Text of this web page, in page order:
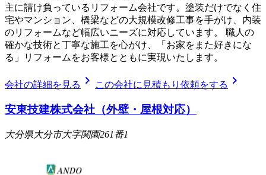
主に請け負っているリフォーム会社です。​ 塗装だけでなく住
宅やマンション、橋梁などの大規模改修工事を手がけ、内装
のリフォームなど幅広いニーズに対応しています。 職人の
確かな技術と丁寧な施工を心がけ、「お家をまた好きにな
る」リフォームをお客様とともに実現いたします。
会社の詳細を見る chevron_right この会社に見積もり依頼をする chevron_right
安東技建株式会社（外壁・屋根対応）
大分県大分市大字関園261番1